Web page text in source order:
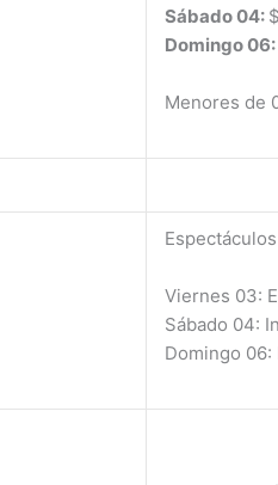
Sábado 04:
Domingo 06:
Menores de
Viernes 03:
Sábado 04:
Domingo